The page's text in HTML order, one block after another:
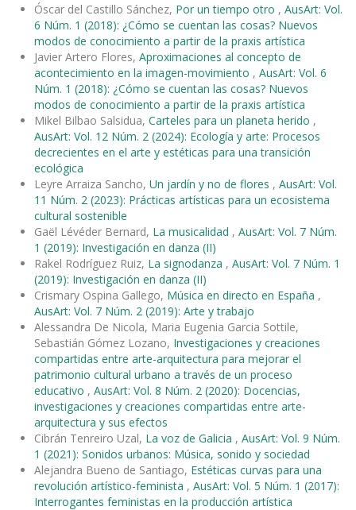
Óscar del Castillo Sánchez, Por un tiempo otro , AusArt: Vol.
6 Núm. 1 (2018): ¿Cómo se cuentan las cosas? Nuevos
modos de conocimiento a partir de la praxis artística
Javier Artero Flores, Aproximaciones al concepto de
acontecimiento en la imagen-movimiento , AusArt: Vol. 6
Núm. 1 (2018): ¿Cómo se cuentan las cosas? Nuevos
modos de conocimiento a partir de la praxis artística
Mikel Bilbao Salsidua, Carteles para un planeta herido ,
AusArt: Vol. 12 Núm. 2 (2024): Ecología y arte: Procesos
decrecientes en el arte y estéticas para una transición
ecológica
Leyre Arraiza Sancho, Un jardín y no de flores , AusArt: Vol.
11 Núm. 2 (2023): Prácticas artísticas para un ecosistema
cultural sostenible
Gaël Lévéder Bernard, La musicalidad , AusArt: Vol. 7 Núm.
1 (2019): Investigación en danza (II)
Rakel Rodríguez Ruiz, La signodanza , AusArt: Vol. 7 Núm. 1
(2019): Investigación en danza (II)
Crismary Ospina Gallego, Música en directo en España ,
AusArt: Vol. 7 Núm. 2 (2019): Arte y trabajo
Alessandra De Nicola, Maria Eugenia Garcia Sottile,
Sebastián Gómez Lozano, Investigaciones y creaciones
compartidas entre arte-arquitectura para mejorar el
patrimonio cultural urbano a través de un proceso
educativo , AusArt: Vol. 8 Núm. 2 (2020): Docencias,
investigaciones y creaciones compartidas entre arte-
arquitectura y sus efectos
Cibrán Tenreiro Uzal, La voz de Galicia , AusArt: Vol. 9 Núm.
1 (2021): Sonidos urbanos: Música, sonido y sociedad
Alejandra Bueno de Santiago, Estéticas curvas para una
revolución artístico-feminista , AusArt: Vol. 5 Núm. 1 (2017):
Interrogantes feministas en la producción artística